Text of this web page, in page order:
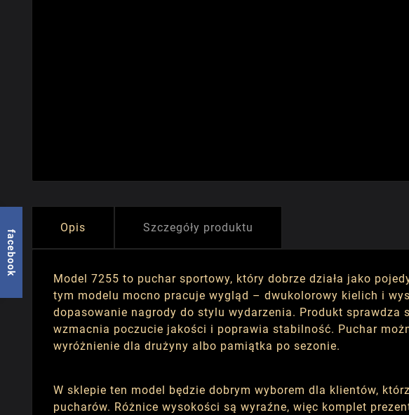
Opis Szczegóły produktu
Model 7255 to puchar sportowy, który dobrze działa jako
tym modelu mocno pracuje wygląd – dwukolorowy kielich i
dopasowanie nagrody do stylu wydarzenia. Produkt
wzmacnia poczucie jakości i poprawia stabilność. Puchar
wyróżnienie dla drużyny albo pamiątka po sezonie.
W sklepie ten model będzie dobrym wyborem dla klientów,
pucharów. Różnice wysokości są wyraźne, więc komplet
facebook